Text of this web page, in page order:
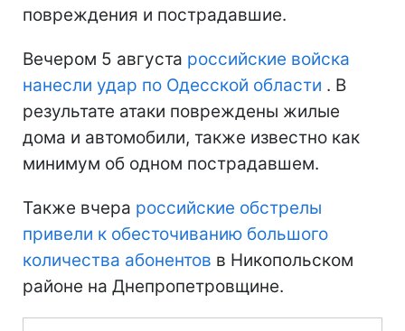
повреждения и пострадавшие.
Вечером 5 августа российские войска
нанесли удар по Одесской области . В
результате атаки повреждены жилые
дома и автомобили, также известно как
минимум об одном пострадавшем.
Также вчера российские обстрелы
привели к обесточиванию большого
количества абонентов в Никопольском
районе на Днепропетровщине.